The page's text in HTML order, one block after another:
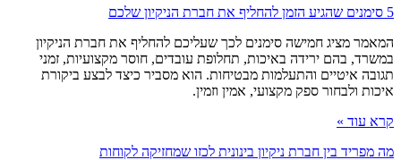
5 סימנים שהגיע הזמן להחליף את חברת הניקיון שלכם
המאמר מציג חמישה סימנים לכך שעליכם להחליף את חברת הניקיון
במשרד, בהם ירידה באיכות, תחלופת עובדים, חוסר מקצועיות, זמני
תגובה איטיים והתעלמות מבטיחות. הוא מסביר כיצד לבצע ביקורת
איכות ולבחור ספק מקצועי, אמין וזמין.
קרא עוד »
מה מפריד בין חברת ניקיון בינונית לכזו שמחזיקה לקוחות